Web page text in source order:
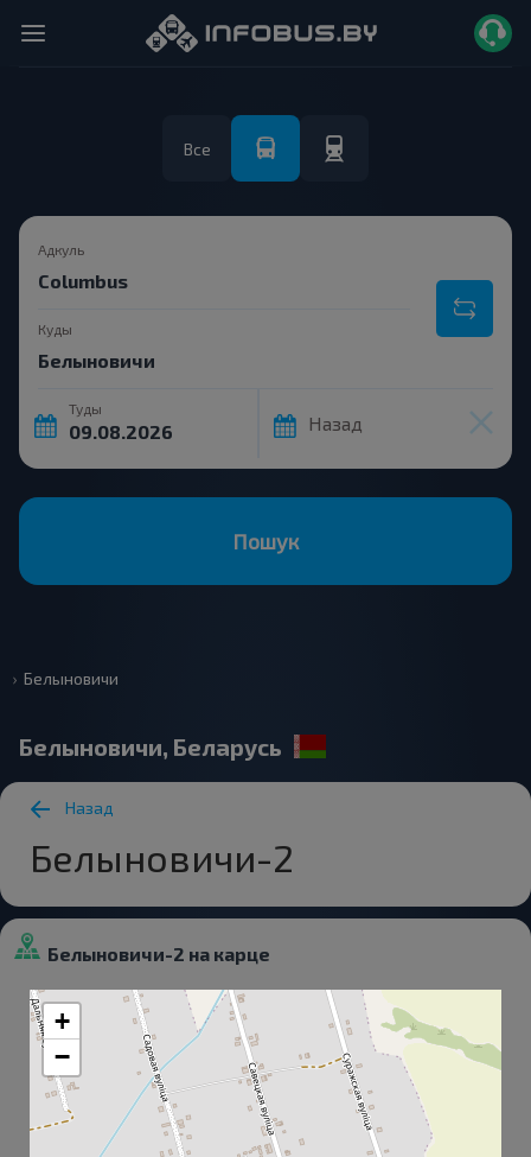
Все
Адкуль
Куды
Туды
Назад
Пошук
Белыновичи
Белыновичи, Беларусь
Назад
Белыновичи-2
Белыновичи-2 на карце
+
−